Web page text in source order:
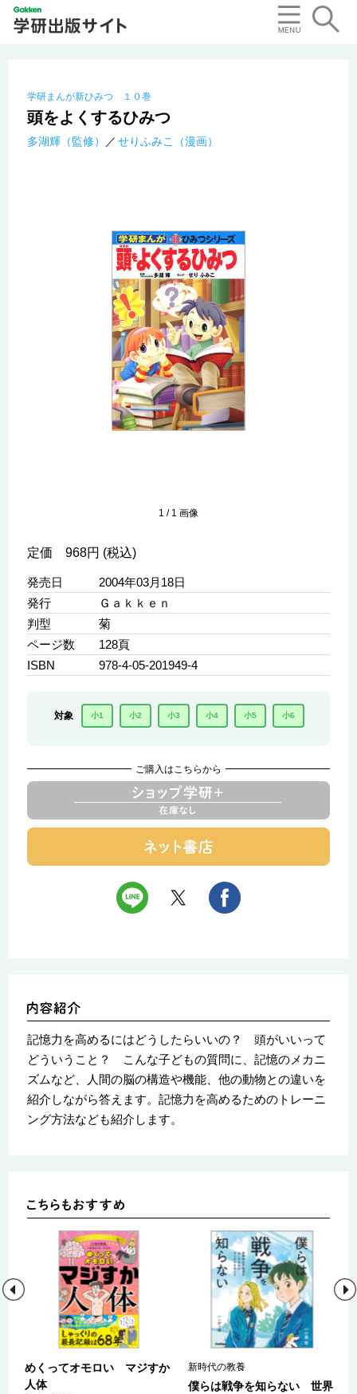
学研まんが新ひみつ １０巻
頭をよくするひみつ
多湖輝（監修） せりふみこ（漫画）
1 / 1 画像
定価 968円 (税込)
発売日
2004年03月18日
発行
Ｇａｋｋｅｎ
判型
菊
ページ数
128頁
ISBN
978-4-05-201949-4
対象 小1 小2 小3 小4 小5 小6
ご購入はこちらから
記憶力を高めるにはどうしたらいいの？ 頭がいいって
どういうこと？ こんな子どもの質問に、記憶のメカニ
ズムなど、人間の脳の構造や機能、他の動物との違いを
紹介しながら答えます。記憶力を高めるためのトレーニ
ング方法なども紹介します。
めくってオモロい マジすか
人体
新時代の教養
僕らは戦争を知らない 世界